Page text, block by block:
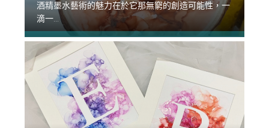
酒精墨水藝術的魅力在於它那無窮的創造可能性，一
滴一...